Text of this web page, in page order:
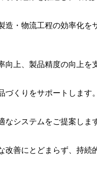
・物流工程の効率化
上、製品精度の向上を
くりをサポートします。
システムをご提案しま
善にとどまらず、持続